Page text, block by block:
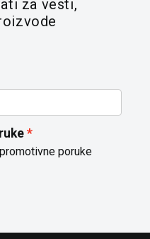
za vesti,
poruke